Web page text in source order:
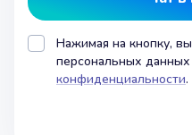
Нажимая на кнопку,
персональных данных
конфиденциальности.